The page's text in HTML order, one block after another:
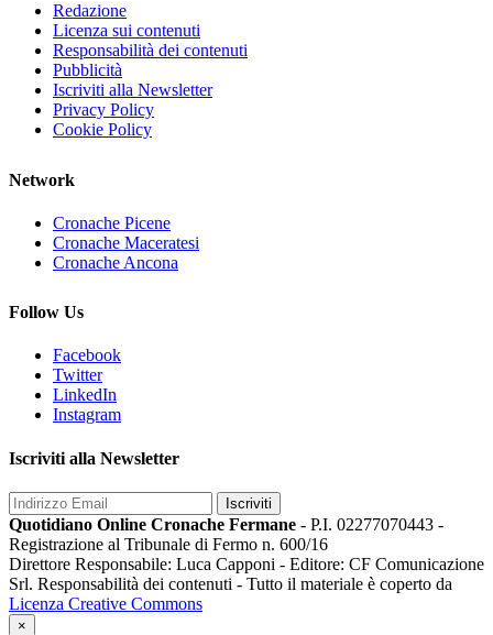
Redazione
Licenza sui contenuti
Responsabilità dei contenuti
Pubblicità
Iscriviti alla Newsletter
Privacy Policy
Cookie Policy
Network
Cronache Picene
Cronache Maceratesi
Cronache Ancona
Follow Us
Facebook
Twitter
LinkedIn
Instagram
Iscriviti alla Newsletter
Iscriviti
Quotidiano Online Cronache Fermane - P.I. 02277070443 -
Registrazione al Tribunale di Fermo n. 600/16
Direttore Responsabile: Luca Capponi - Editore: CF Comunicazione
Srl. Responsabilità dei contenuti - Tutto il materiale è coperto da
Licenza Creative Commons
×